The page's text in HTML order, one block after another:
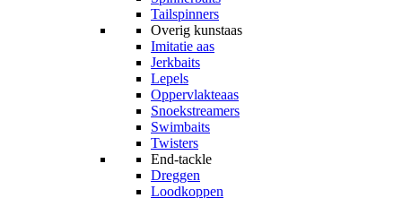
Tailspinners
Overig kunstaas
Imitatie aas
Jerkbaits
Lepels
Oppervlakteaas
Snoekstreamers
Swimbaits
Twisters
End-tackle
Dreggen
Loodkoppen